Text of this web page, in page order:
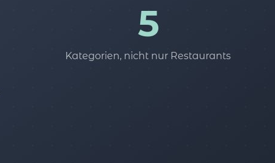
5
Kategorien, nicht nur Restaurants